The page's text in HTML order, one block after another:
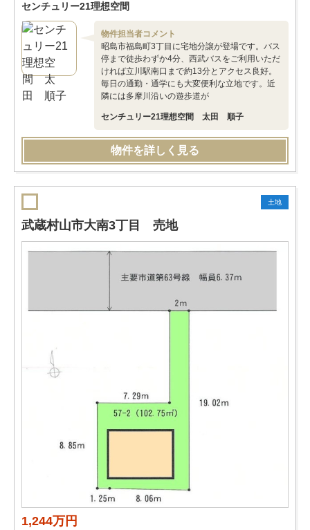
センチュリー21理想空間
物件担当者コメント
昭島市福島町3丁目に宅地分譲が登場です。バス
停まで徒歩わずか4分、西武バスをご利用いただ
ければ立川駅南口まで約13分とアクセス良好。
毎日の通勤・通学にも大変便利な立地です。近
隣には多摩川沿いの遊歩道が
センチュリー21理想空間 太田 順子
物件を詳しく見る
土地
武蔵村山市大南3丁目 売地
1,244万円